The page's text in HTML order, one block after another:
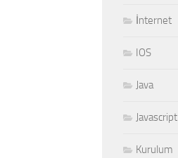
İnternet
IOS
Java
Javascript
Kurulum